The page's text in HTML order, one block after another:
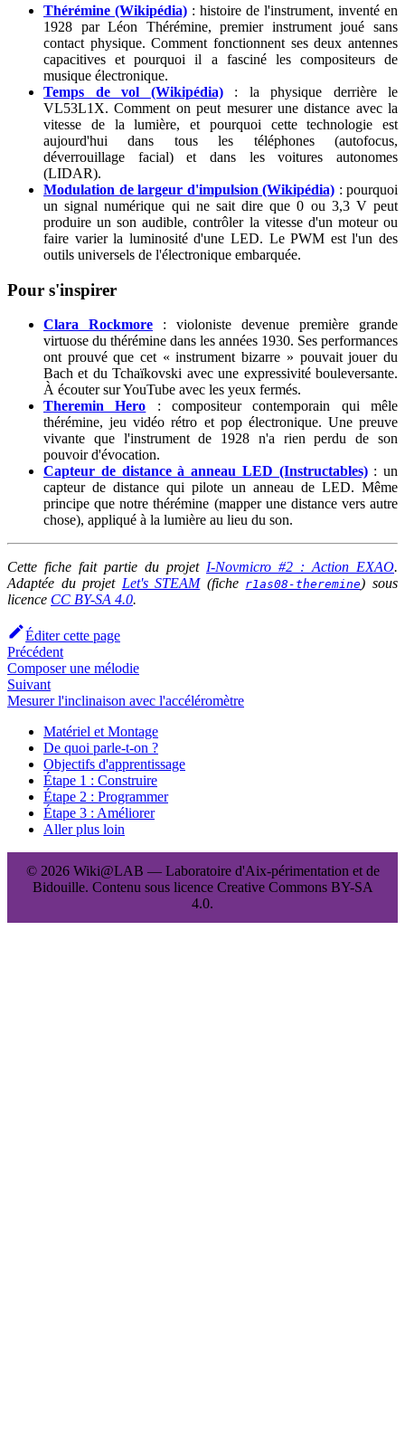
Thérémine (Wikipédia) : histoire de l'instrument, inventé en
1928 par Léon Thérémine, premier instrument joué sans
contact physique. Comment fonctionnent ses deux antennes
capacitives et pourquoi il a fasciné les compositeurs de
musique électronique.
Temps de vol (Wikipédia): la physique derrière le
VL53L1X. Comment on peut mesurer une distance avec la
vitesse de la lumière, et pourquoi cette technologie est
aujourd'hui dans tous les téléphones (autofocus,
déverrouillage facial) et dans les voitures autonomes
(LIDAR).
Modulation de largeur d'impulsion (Wikipédia) : pourquoi
un signal numérique qui ne sait dire que 0 ou 3,3 V peut
produire un son audible, contrôler la vitesse d'un moteur ou
faire varier la luminosité d'une LED. Le PWM est l'un des
outils universels de l'électronique embarquée.
Pour s'inspirer
Clara Rockmore : violoniste devenue première grande
virtuose du thérémine dans les années 1930. Ses performances
ont prouvé que cet « instrument bizarre » pouvait jouer du
Bach et du Tchaïkovski avec une expressivité bouleversante.
À écouter sur YouTube avec les yeux fermés.
Theremin Hero : compositeur contemporain qui mêle
thérémine, jeu vidéo rétro et pop électronique. Une preuve
vivante que l'instrument de 1928 n'a rien perdu de son
pouvoir d'évocation.
Capteur de distance à anneau LED (Instructables): un
capteur de distance qui pilote un anneau de LED. Même
principe que notre thérémine (mapper une distance vers autre
chose), appliqué à la lumière au lieu du son.
Cette fiche fait partie du projet I-Novmicro #2 : Action EXAO.
Adaptée du projet Let's STEAM(fiche r1as08-theremine) sous
licence CC BY-SA 4.0.
Éditer cette page
Précédent
Composer une mélodie
Suivant
Mesurer l'inclinaison avec l'accéléromètre
Matériel et Montage
De quoi parle-t-on ?
Objectifs d'apprentissage
Étape 1 : Construire
Étape 2 : Programmer
Étape 3 : Améliorer
Aller plus loin
© 2026 Wiki@LAB — Laboratoire d'Aix-périmentation et de
Bidouille. Contenu sous licence Creative Commons BY-SA
4.0.